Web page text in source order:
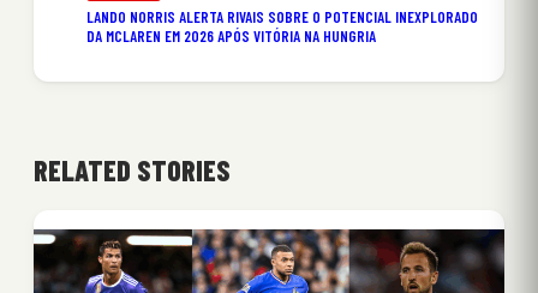
LANDO NORRIS ALERTA RIVAIS SOBRE O POTENCIAL INEXPLORADO
DA MCLAREN EM 2026 APÓS VITÓRIA NA HUNGRIA
RELATED STORIES